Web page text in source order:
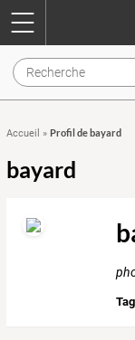
Accueil » Profil de bayard
bayard